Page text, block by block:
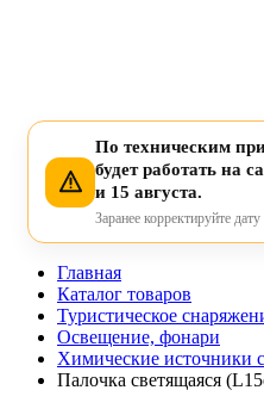
По техническим
будет работать на
и 15 августа.
Заранее корректируйте
Главная
Каталог товаров
Туристическое
Освещение, фонари
Химические источники
Палочка светящаяся